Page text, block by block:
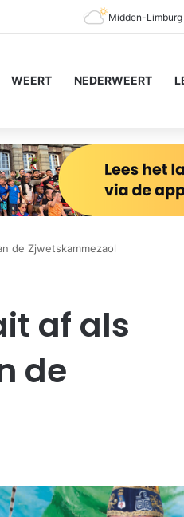
Midden-Limburg
WEERT NEDERWEERT
de Zjwetskammezaol
af als
de